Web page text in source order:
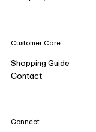
Customer Care
Shopping Guide
Contact
Connect